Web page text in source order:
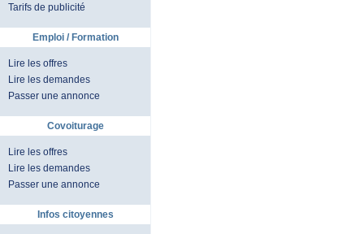
Tarifs de publicité
Emploi / Formation
Lire les offres
Lire les demandes
Passer une annonce
Covoiturage
Lire les offres
Lire les demandes
Passer une annonce
Infos citoyennes